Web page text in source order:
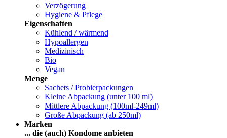
Verzögerung
Hygiene & Pflege
Eigenschaften
Kühlend / wärmend
Hypoallergen
Medizinisch
Bio
Vegan
Menge
Sachets / Probierpackungen
Kleine Abpackung (unter 100 ml)
Mittlere Abpackung (100ml-249ml)
Große Abpackung (ab 250ml)
Marken
... die (auch) Kondome anbieten